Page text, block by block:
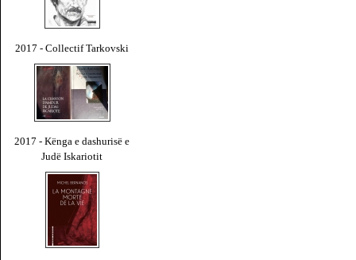
2017 - Collectif Tarkovski
2017 - Kënga e dashurisë e
Judë Iskariotit